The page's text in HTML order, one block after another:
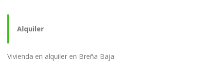
Alquiler
Vivienda en alquiler en Breña Baja